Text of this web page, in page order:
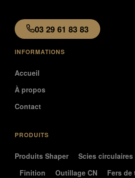
03 29 61 83 83
INFORMATIONS
Accueil
À propos
Contact
PRODUITS
Produits Shaper Scies circulaires
Finition
Outillage CN
Fers